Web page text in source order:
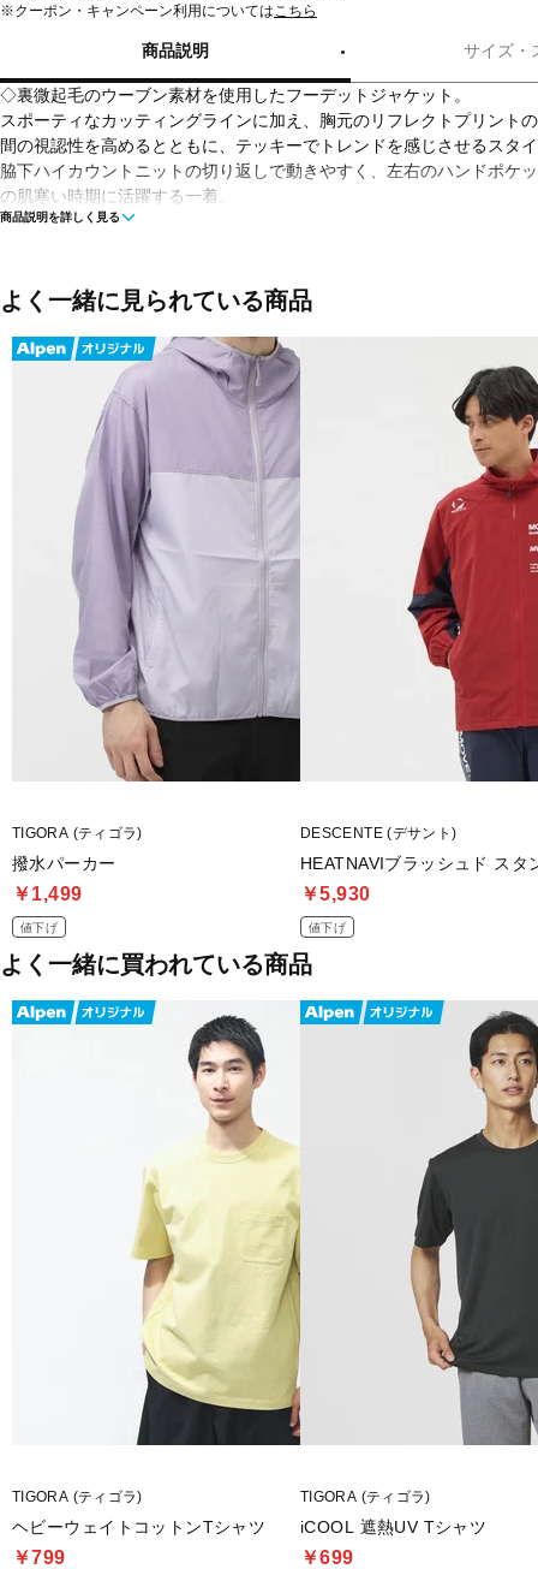
※クーポン・キャンペーン利用については こちら
商品説明 サイズ・
◇裏微起毛のウーブン素材を使用したフーデットジャケット。
スポーティなカッティングラインに加え、胸元のリフレクトプリント
間の視認性を高めるとともに、テッキーでトレンドを感じさせるスタ
脇下ハイカウントニットの切り返しで動きやすく、左右のハンドポケ
の肌寒い時期に活躍する一着。
アーミーグリーン(DMO)
ブラック(BK)
本体：ナイロン90％、ポリウレタン10％
別布：ポリエステル100％
■生産国：中国
■2025 Fall＆Winter モデル
■メーカー型番：AMJ55606
商品説明を詳しく見る
よく一緒に見られている商品
TIGORA (ティゴラ)
撥水パーカー
￥1,499
値下げ
DESCENTE (デサント)
HEATNAVIブラッシュド スタ
￥5,930
値下げ
よく一緒に買われている商品
TIGORA (ティゴラ)
ヘビーウェイトコットンTシャツ
￥799
TIGORA (ティゴラ)
iCOOL 遮熱UV Tシャツ
￥699